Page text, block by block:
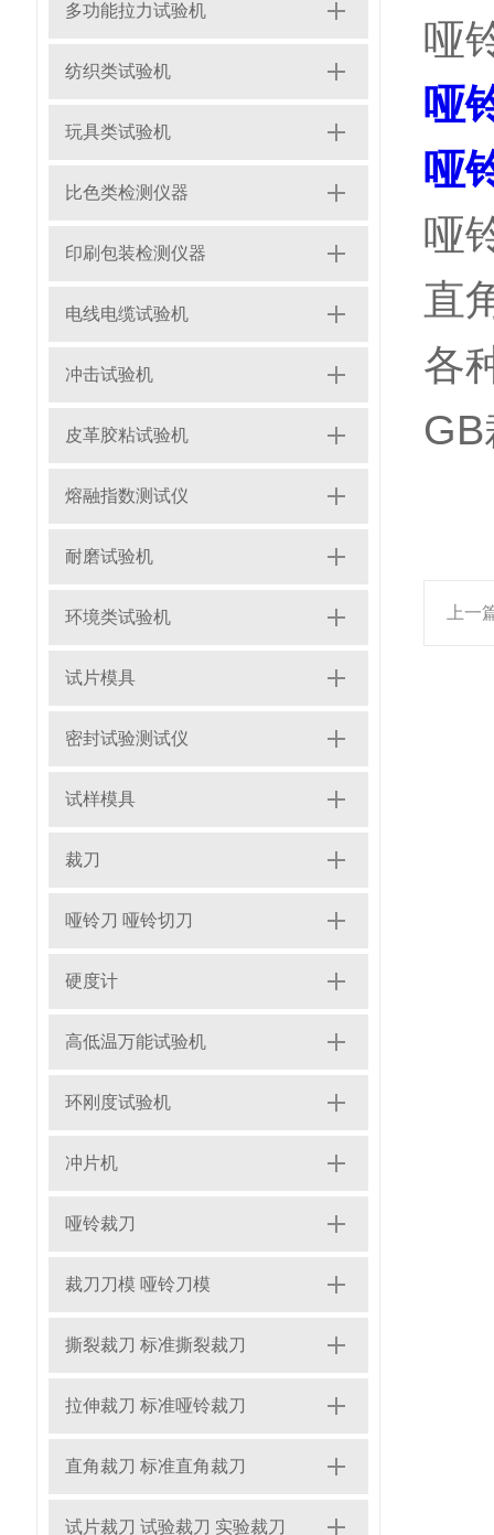
多功能拉力试验机
纺织类试验机
玩具类试验机
比色类检测仪器
印刷包装检测仪器
电线电缆试验机
冲击试验机
皮革胶粘试验机
熔融指数测试仪
耐磨试验机
环境类试验机
试片模具
密封试验测试仪
试样模具
裁刀
哑铃刀 哑铃切刀
硬度计
高低温万能试验机
环刚度试验机
冲片机
哑铃裁刀
裁刀刀模 哑铃刀模
撕裂裁刀 标准撕裂裁刀
拉伸裁刀 标准哑铃裁刀
直角裁刀 标准直角裁刀
试片裁刀 试验裁刀 实验裁刀
哑
哑
哑
哑
直
各
上一